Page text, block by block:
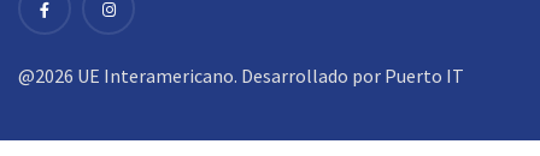
@2026 UE Interamericano. Desarrollado por Puerto IT